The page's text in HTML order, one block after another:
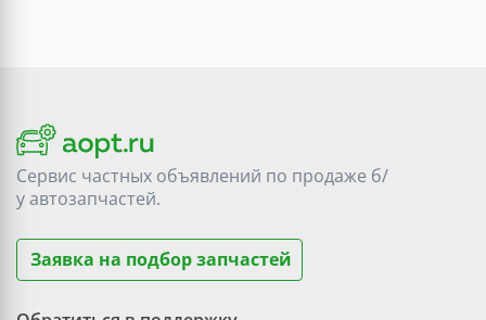
Сервис частных объявлений по продаже б/
уавтозапчастей.
Заявка на подбор запчастей